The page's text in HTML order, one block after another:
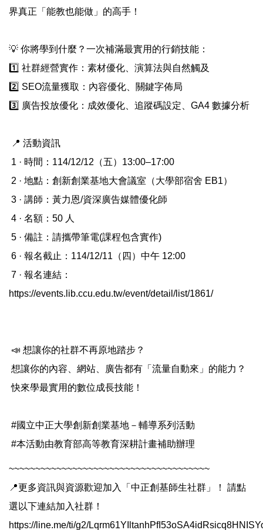
界真正「能教也能做」的高手！
💡 你將學到什麼？一次補滿最實用的行銷技能：
1️⃣ 社群經營實作：素材優化、演算法與自然觸及
2️⃣ SEO流量獲取：內容優化、關鍵字佈局
3️⃣ 廣告投放優化：成效優化、追蹤碼設定、GA4 數據分析
📍 活動資訊
1 · 時間：114/12/12（五）13:00–17:00
2 · 地點：創新創業基地大會議室（大學部宿舍 EB1）
3 · 講師：黃力恩/資深廣告媒體優化師
4 · 名額：50 人
5 · 備註：請攜帶筆電(課程包含實作)
6 · 報名截止：114/12/11（四）中午 12:00
7 · 報名連結：
https://events.lib.ccu.edu.tw/event/detail/list/1861/
📣 想讓你的社群不再原地踏步？
想讓你的內容、網站、廣告都有「流量自動來」的能力？
快來學最實用的數位成長技能！
#國立中正大學創新創業基地－輔導系列活動
#本活動由教育部高等教育深耕計畫補助辦理
~~~~~~~~~~~~~~~~~~~~~~~~~~~~~~~~~~~~~~
📍更多資訊與資源歡迎加入「中正創基師生社群」！ 請點
選以下連結加入社群！
https://line.me/ti/g2/